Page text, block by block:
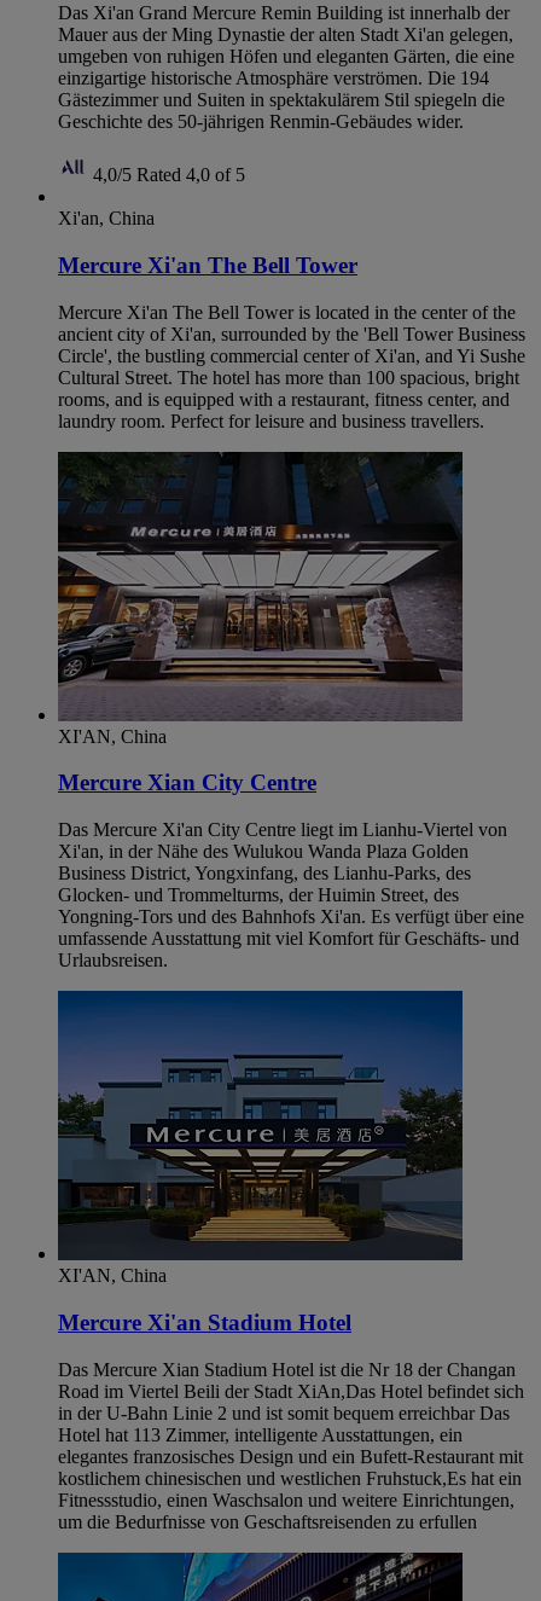
Das Xi'an Grand Mercure Remin Building ist innerhalb der
Mauer aus der Ming Dynastie der alten Stadt Xi'an gelegen,
umgeben von ruhigen Höfen und eleganten Gärten, die eine
einzigartige historische Atmosphäre verströmen. Die 194
Gästezimmer und Suiten in spektakulärem Stil spiegeln die
Geschichte des 50-jährigen Renmin-Gebäudes wider.
4,0/5 Rated 4,0 of 5
Xi'an, China
Mercure Xi'an The Bell Tower
Mercure Xi'an The Bell Tower is located in the center of the
ancient city of Xi'an, surrounded by the 'Bell Tower Business
Circle', the bustling commercial center of Xi'an, and Yi Sushe
Cultural Street. The hotel has more than 100 spacious, bright
rooms, and is equipped with a restaurant, fitness center, and
laundry room. Perfect for leisure and business travellers.
XI'AN, China
Mercure Xian City Centre
Das Mercure Xi'an City Centre liegt im Lianhu-Viertel von
Xi'an, in der Nähe des Wulukou Wanda Plaza Golden
Business District, Yongxinfang, des Lianhu-Parks, des
Glocken- und Trommelturms, der Huimin Street, des
Yongning-Tors und des Bahnhofs Xi'an. Es verfügt über eine
umfassende Ausstattung mit viel Komfort für Geschäfts- und
Urlaubsreisen.
XI'AN, China
Mercure Xi'an Stadium Hotel
Das Mercure Xian Stadium Hotel ist die Nr 18 der Changan
Road im Viertel Beili der Stadt XiAn,Das Hotel befindet sich
in der U-Bahn Linie 2 und ist somit bequem erreichbar Das
Hotel hat 113 Zimmer, intelligente Ausstattungen, ein
elegantes franzosisches Design und ein Bufett-Restaurant mit
kostlichem chinesischen und westlichen Fruhstuck,Es hat ein
Fitnessstudio, einen Waschsalon und weitere Einrichtungen,
um die Bedurfnisse von Geschaftsreisenden zu erfullen